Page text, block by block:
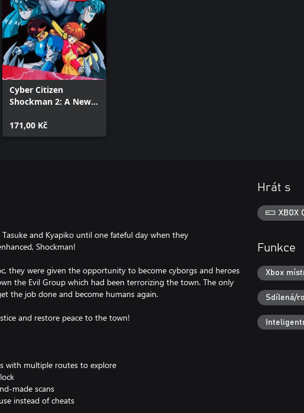
Cyber Citizen
Shockman 2: A New
171,00 Kč
and Kyapiko until one fateful day when they
Shockman!
they were given the opportunity to become cyborgs and heroes
the Evil Group which had been terrorizing the town. The only
the job done and become humans again.
and restore peace to the town!
with multiple routes to explore
made scans
instead of cheats
Hrát s
XBOX
Funkce
Xbox
Sdílená/